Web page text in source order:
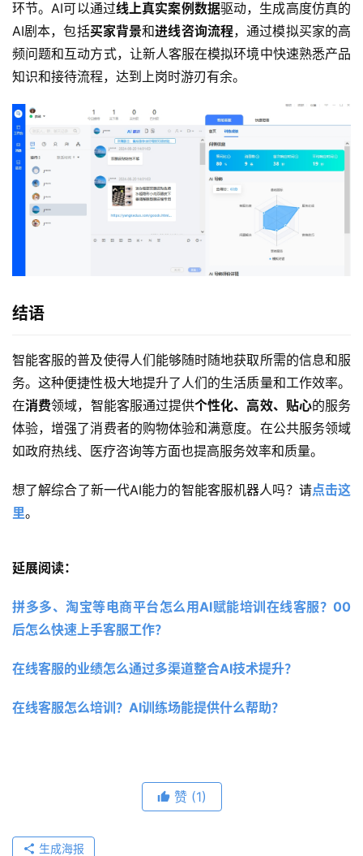
环节。AI可以通过线上真实案例数据驱动，生成高度仿真的
AI剧本，包括买家背景和进线咨询流程，通过模拟买家的高
频问题和互动方式，让新人客服在模拟环境中快速熟悉产品
知识和接待流程，达到上岗时游刃有余。
结语
智能客服的普及使得人们能够随时随地获取所需的信息和服
务。这种便捷性极大地提升了人们的生活质量和工作效率。
在消费领域，智能客服通过提供个性化、高效、贴心的服务
体验，增强了消费者的购物体验和满意度。在公共服务领域
如政府热线、医疗咨询等方面也提高服务效率和质量。
想了解综合了新一代AI能力的智能客服机器人吗？请点击这
里。
延展阅读：
拼多多、淘宝等电商平台怎么用AI赋能培训在线客服？00
后怎么快速上手客服工作？
在线客服的业绩怎么通过多渠道整合AI技术提升？
在线客服怎么培训？AI训练场能提供什么帮助？
赞 (1)
生成海报